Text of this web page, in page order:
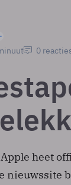
0
heet
nieuwssite